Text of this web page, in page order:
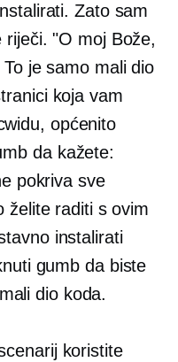
Zato sam
riječi. "O moj Bože,
je samo mali dio
koja vam
općenito
da kažete:
pokriva sve
želite raditi s ovim
instalirati
gumb da biste
dio koda.
koristite